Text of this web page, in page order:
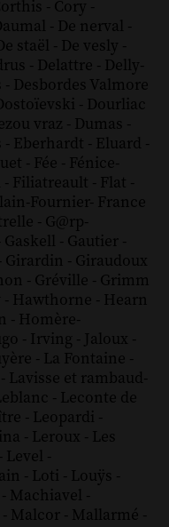
- Cory -
- De nerval -
staël - De vesly -
- Delattre - Delly-
- Desbordes Valmore
- Dourliac
vraz - Dumas -
- Eberhardt - Eluard -
- Fée - Fénice-
- Filiatreault - Flat -
Fournier- France
- G@rp-
Gaskell - Gautier -
Girardin - Giraudoux
- Gréville - Grimm
- Hawthorne - Hearn
- Homère-
- Irving - Jaloux -
- La Fontaine -
- Lavisse et rambaud-
- Leconte de
- Leopardi -
- Leroux - Les
- Level -
- Loti - Louÿs -
- Machiavel -
- Malcor - Mallarmé -